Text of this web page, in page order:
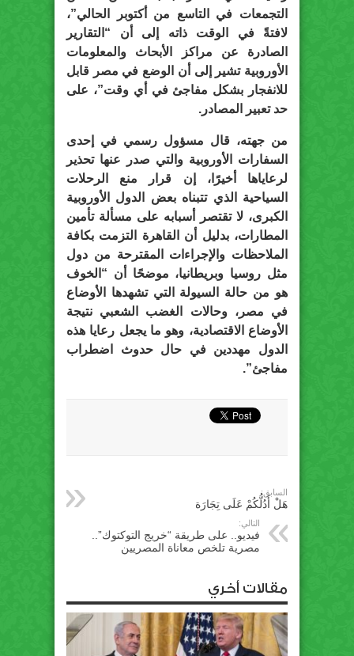
التجمعات في التاسع من أكتوبر الحالي”،
لافتةً في الوقت ذاته إلى أن “التقارير
الصادرة عن مراكز الأبحاث والمعلومات
الأوروبية تشير إلى أن الوضع في مصر قابل
للانفجار بشكل مفاجئ في أي وقت”، على
حد تعبير المصادر.
من جهته، قال مسؤول رسمي في إحدى
السفارات الأوروبية والتي صدر عنها تحذير
لرعاياها أخيرًا، إن قرار منع الرحلات
السياحية الذي تتبناه بعض الدول الأوروبية
الكبرى، لا تقتصر أسبابه على مسألة تأمين
المطارات، بدليل أن القاهرة التزمت بكافة
الملاحظات والإجراءات المقترحة من دول
مثل روسيا وبريطانيا، موضحًا أن “الخوف
هو من حالة السيولة التي تشهدها الأوضاع
في مصر، وحالات الغضب الشعبي نتيجة
الأوضاع الاقتصادية، وهو ما يجعل رعايا هذه
الدول مهددين في حال حدوث اضطراب
مفاجئ”.
السابق:
هَلْ أَدُلُّكُمْ عَلَى تِجَارَة
التالي:
فيديو.. على طريقة “خريج التوكتوك”..
مصرية تلخص معاناة المصريين
مقالات أخري